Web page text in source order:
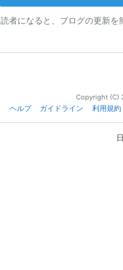
読者になると、ブログの更新を
Copyright (C)
ヘルプ
ガイドライン 利用規約